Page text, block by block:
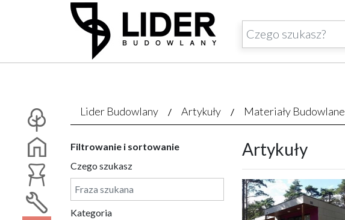
Lider Budowlany Artykuły Materiały Budowlane
Filtrowanie i sortowanie
Czego szukasz
Kategoria
Artykuły